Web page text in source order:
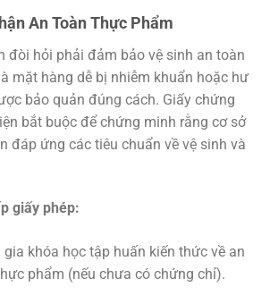
An Toàn Thực Phẩm
đòi hỏi phải đảm bảo vệ sinh an toàn
mặt hàng dễ bị nhiễm khuẩn hoặc hư
bảo quản đúng cách. Giấy chứng
bắt buộc để chứng minh rằng cơ sở
đáp ứng các tiêu chuẩn về vệ sinh và
giấy phép:
gia khóa học tập huấn kiến thức về an
phẩm (nếu chưa có chứng chỉ).